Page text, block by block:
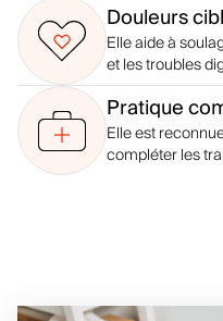
Douleurs
Elle aide à
et les troubles
Pratique
Elle est
compléter les